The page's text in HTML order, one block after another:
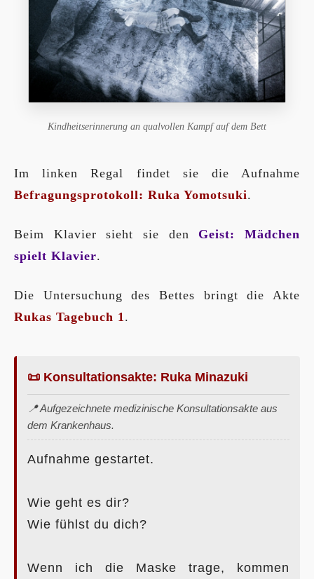
Kindheitserinnerung an qualvollen Kampf auf dem Bett
Im linken Regal findet sie die Aufnahme
Befragungsprotokoll: Ruka Yomotsuki.
Beim Klavier sieht sie den Geist: Mädchen
spielt Klavier.
Die Untersuchung des Bettes bringt die Akte
Rukas Tagebuch 1 .
📜 Konsultationsakte: Ruka Minazuki
📍 Aufgezeichnete medizinische Konsultationsakte aus
dem Krankenhaus.
Aufnahme gestartet.
Wie geht es dir?
Wie fühlst du dich?
Wenn ich die Maske trage, kommen